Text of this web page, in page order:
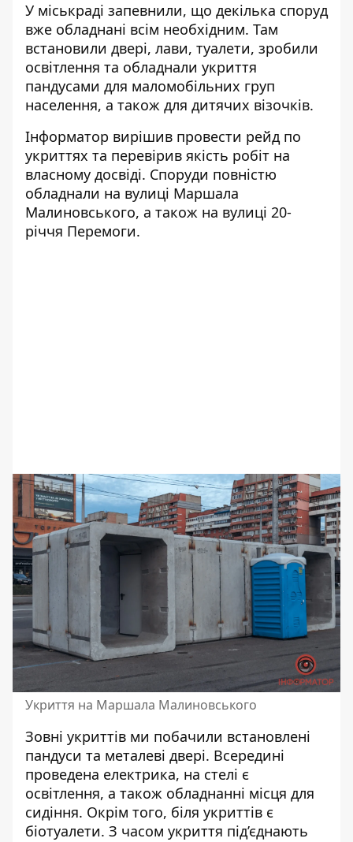
У міськраді запевнили, що декілька споруд
вже обладнані всім необхідним. Там
встановили двері, лави, туалети, зробили
освітлення та обладнали укриття
пандусами для маломобільних груп
населення, а також для дитячих візочків.
Інформатор вирішив провести рейд по
укриттях та перевірив якість робіт на
власному досвіді. Споруди повністю
обладнали на вулиці Маршала
Малиновського, а також на вулиці 20-
річчя Перемоги.
Укриття на Маршала Малиновського
Зовні укриттів ми побачили встановлені
пандуси та металеві двері. Всередині
проведена електрика, на стелі є
освітлення, а також обладнанні місця для
сидіння. Окрім того, біля укриттів є
біотуалети. З часом укриття під’єднають